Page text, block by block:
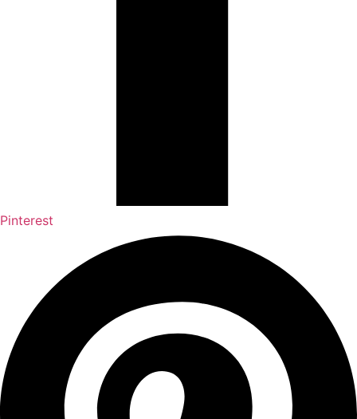
Pinterest